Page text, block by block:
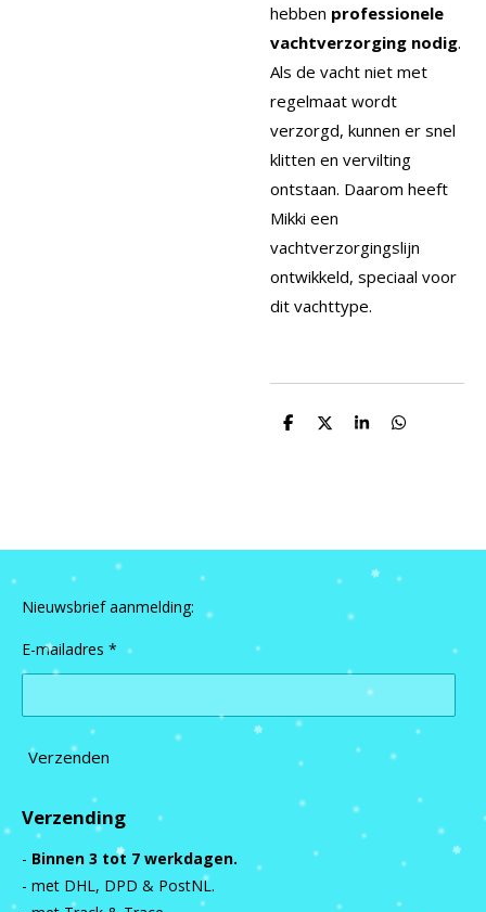
hebben professionele
vachtverzorging nodig.
Als de vacht niet met
regelmaat wordt
verzorgd, kunnen er snel
klitten en vervilting
ontstaan. Daarom heeft
Mikki een
vachtverzorgingslijn
ontwikkeld, speciaal voor
dit vachttype.
D
D
S
D
Nieuwsbrief aanmelding:
E-mailadres *
Verzenden
Verzending
- Binnen 3 tot 7 werkdagen.
- met DHL, DPD & PostNL.